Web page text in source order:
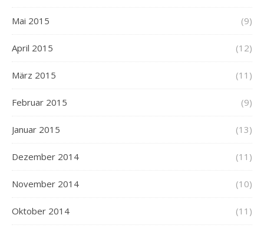
Mai 2015 (9)
April 2015 (12)
März 2015 (11)
Februar 2015 (9)
Januar 2015 (13)
Dezember 2014 (11)
November 2014 (10)
Oktober 2014 (11)